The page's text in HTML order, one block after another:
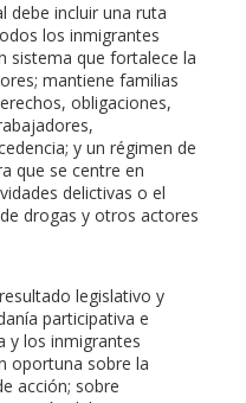
debe incluir una ruta
los inmigrantes
sistema que fortalece la
mantiene familias
obligaciones,
y un régimen de
que se centre en
delictivas o el
drogas y otros actores
legislativo y
participativa e
y los inmigrantes
oportuna sobre la
acción; sobre